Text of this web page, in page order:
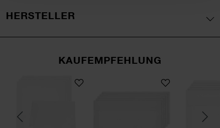
HERSTELLER
KAUFEMPFEHLUNG
Luxury Umschläge C5Paper Poerty Luxury Karten A5Paper Poetry Luxury